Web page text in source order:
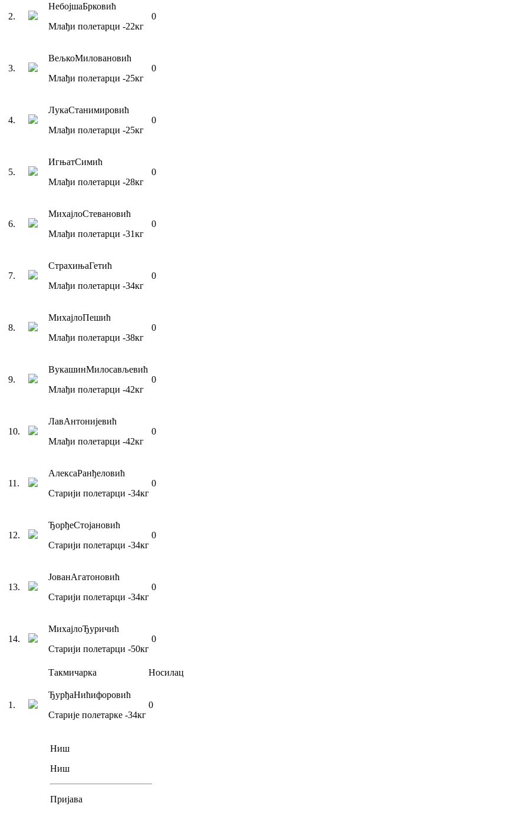
2.
НебојшаБрковић
Млађи полетарци -22кг
0
3.
ВељкоМиловановић
Млађи полетарци -25кг
0
4.
ЛукаСтанимировић
Млађи полетарци -25кг
0
5.
ИгњатСимић
Млађи полетарци -28кг
0
6.
МихајлоСтевановић
Млађи полетарци -31кг
0
7.
СтрахињаГетић
Млађи полетарци -34кг
0
8.
МихајлоПешић
Млађи полетарци -38кг
0
9.
ВукашинМилосављевић
Млађи полетарци -42кг
0
10.
ЛавАнтонијевић
Млађи полетарци -42кг
0
11 .
АлексаРанђеловић
Старији полетарци -34кг
0
12.
ЂорђеСтојановић
Старији полетарци -34кг
0
13.
ЈованАгатоновић
Старији полетарци -34кг
0
14.
МихајлоЂуричић
Старији полетарци -50кг
0
Такмичарка Носилац
1 .
ЂурђаНићифоровић
Старије полетарке -34кг
0
Ниш
Ниш
Пријава